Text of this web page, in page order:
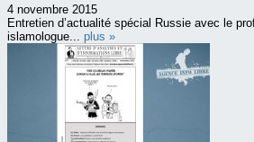
4 novembre 2015
Entretien d’actualité spécial Russie avec le
islamologue... plus »